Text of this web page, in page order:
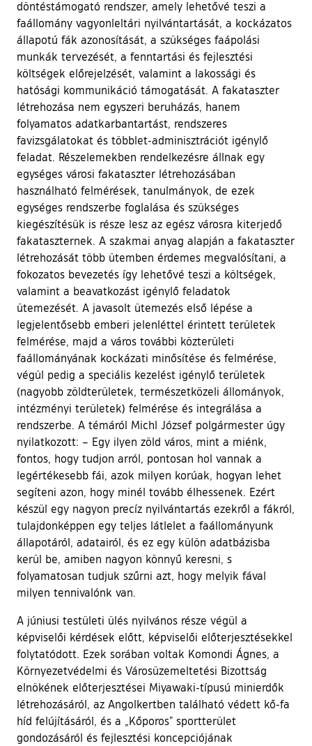
döntéstámogató rendszer, amely lehetővé teszi a
faállomány vagyonleltári nyilvántartását, a kockázatos
állapotú fák azonosítását, a szükséges faápolási
munkák tervezését, a fenntartási és fejlesztési
költségek előrejelzését, valamint a lakossági és
hatósági kommunikáció támogatását. A fakataszter
létrehozása nem egyszeri beruházás, hanem
folyamatos adatkarbantartást, rendszeres
favizsgálatokat és többlet-adminisztrációt igénylő
feladat. Részelemekben rendelkezésre állnak egy
egységes városi fakataszter létrehozásában
használható felmérések, tanulmányok, de ezek
egységes rendszerbe foglalása és szükséges
kiegészítésük is része lesz az egész városra kiterjedő
fakataszternek. A szakmai anyag alapján a fakataszter
létrehozását több ütemben érdemes megvalósítani, a
fokozatos bevezetés így lehetővé teszi a költségek,
valamint a beavatkozást igénylő feladatok
ütemezését. A javasolt ütemezés első lépése a
legjelentősebb emberi jelenléttel érintett területek
felmérése, majd a város további közterületi
faállományának kockázati minősítése és felmérése,
végül pedig a speciális kezelést igénylő területek
(nagyobb zöldterületek, természetközeli állományok,
intézményi területek) felmérése és integrálása a
rendszerbe. A témáról Michl József polgármester úgy
nyilatkozott: – Egy ilyen zöld város, mint a miénk,
fontos, hogy tudjon arról, pontosan hol vannak a
legértékesebb fái, azok milyen korúak, hogyan lehet
segíteni azon, hogy minél tovább élhessenek. Ezért
készül egy nagyon precíz nyilvántartás ezekről a fákról,
tulajdonképpen egy teljes látlelet a faállományunk
állapotáról, adatairól, és ez egy külön adatbázisba
kerül be, amiben nagyon könnyű keresni, s
folyamatosan tudjuk szűrni azt, hogy melyik fával
milyen tennivalónk van.
A júniusi testületi ülés nyilvános része végül a
képviselői kérdések előtt, képviselői előterjesztésekkel
folytatódott. Ezek sorában voltak Komondi Ágnes, a
Környezetvédelmi és Városüzemeltetési Bizottság
elnökének előterjesztései Miyawaki-típusú minierdők
létrehozásáról, az Angolkertben található védett kő-fa
híd felújításáról, és a „Kőporos” sportterület
gondozásáról és fejlesztési koncepciójának